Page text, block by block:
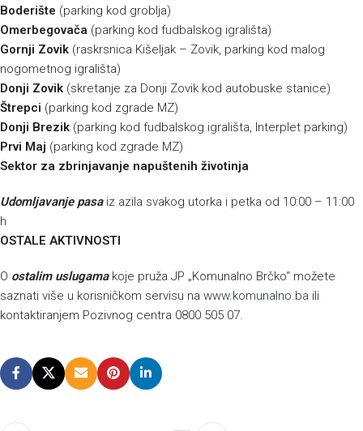
Boderište (parking kod groblja)
Omerbegovača (parking kod fudbalskog igrališta)
Gornji Zovik (raskrsnica Kišeljak – Zovik, parking kod malog
nogometnog igrališta)
Donji Zovik (skretanje za Donji Zovik kod autobuske stanice)
Štrepci (parking kod zgrade MZ)
Donji Brezik (parking kod fudbalskog igrališta, Interplet parking)
Prvi Maj (parking kod zgrade MZ)
Sektor za zbrinjavanje napuštenih životinja
Udomljavanje pasaiz azila svakog utorka i petka od 10:00 – 11:00
h
OSTALE AKTIVNOSTI
O ostalim uslugamakoje pruža JP „Komunalno Brčko“ možete
saznati više u korisničkom servisu na www.komunalno.ba ili
kontaktiranjem Pozivnog centra 0800 505 07.